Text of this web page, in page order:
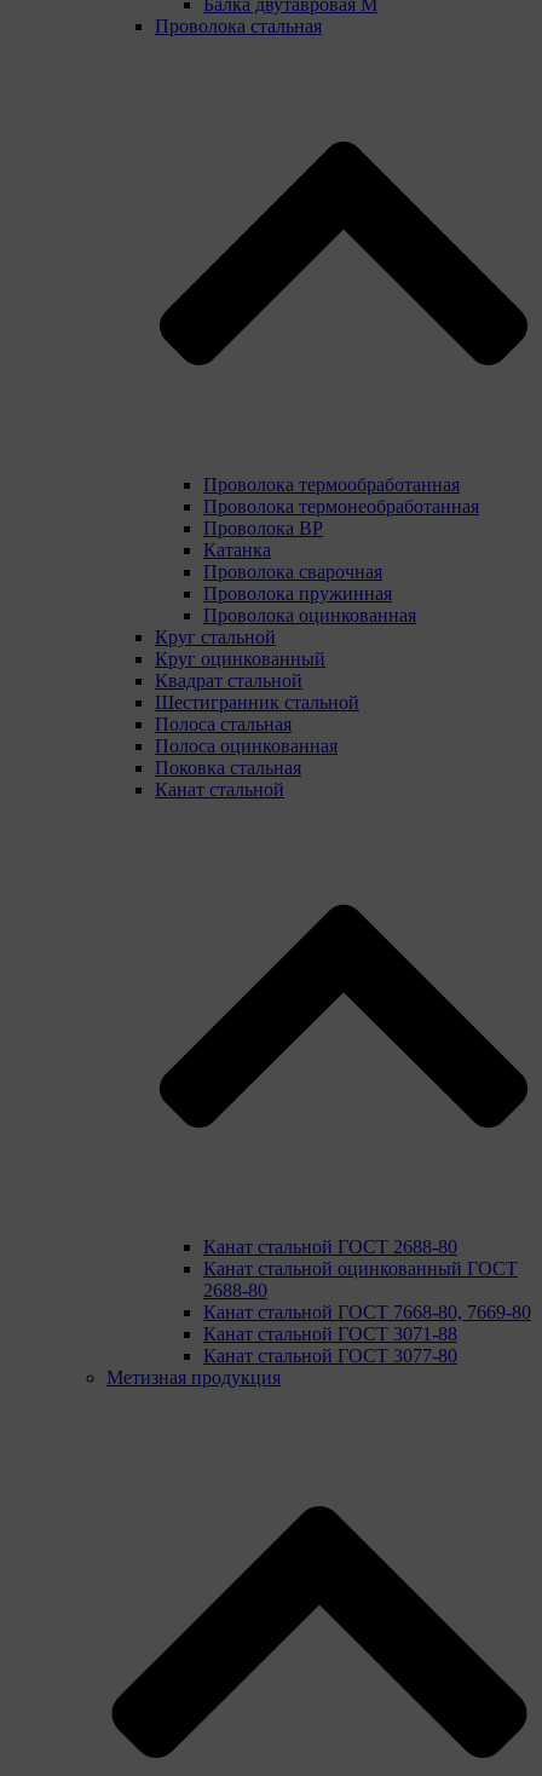
Балка двутавровая М
Проволока стальная
Проволока термообработанная
Проволока термонеобработанная
Проволока ВР
Катанка
Проволока сварочная
Проволока пружинная
Проволока оцинкованная
Круг стальной
Круг оцинкованный
Квадрат стальной
Шестигранник стальной
Полоса стальная
Полоса оцинкованная
Поковка стальная
Канат стальной
Канат стальной ГОСТ 2688-80
Канат стальной оцинкованный ГОСТ
2688-80
Канат стальной ГОСТ 7668-80, 7669-80
Канат стальной ГОСТ 3071-88
Канат стальной ГОСТ 3077-80
Метизная продукция